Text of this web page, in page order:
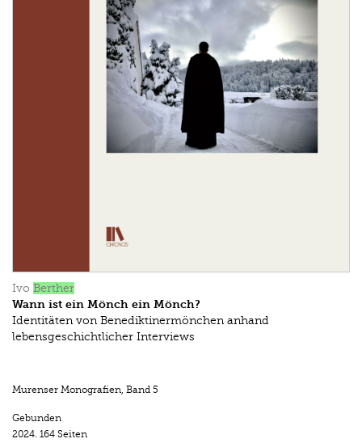
Ivo Berther
Wann ist ein Mönch ein Mönch?
Identitäten von Benediktinermönchen anhand
lebensgeschichtlicher Interviews
Murenser Monografien Band 5
Gebunden
2024. 164 Seiten